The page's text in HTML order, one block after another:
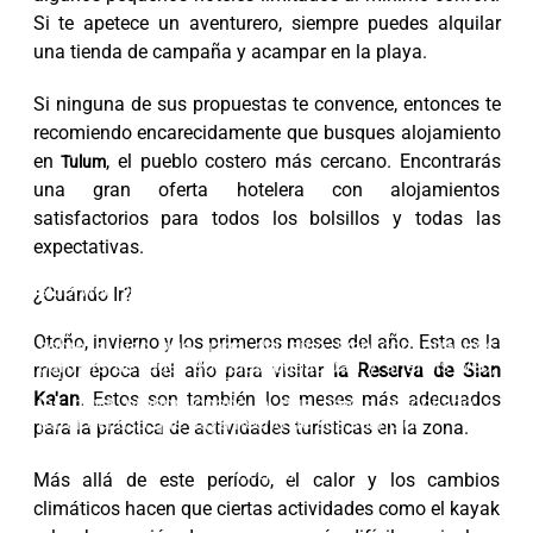
Si te apetece un aventurero, siempre puedes alquilar
una tienda de campaña y acampar en la playa.
Si ninguna de sus propuestas te convence, entonces te
recomiendo encarecidamente que busques alojamiento
enTulum, el pueblo costero más cercano. Encontrarás
una gran oferta hotelera con alojamientos
satisfactorios para todos los bolsillos y todas las
expectativas.
¿Cuándo Ir?
Otoño, invierno y los primeros meses del año. Esta es la
mejor época del año para visitar la Reserva de Sian
Ka'an. Estos son también los meses más adecuados
para la práctica de actividades turísticas en la zona.
Más allá de este período, el calor y los cambios
climáticos hacen que ciertas actividades como el kayak
sitio web se usan para personalizar el contenido y los
anuncios, ofrecer funciones de redes sociales y
analizar el tráfico. Además, compartimos información
sobre el uso que haga del sitio web con nuestros
partners de redes sociales, publicidad y análisis web,
quienes pueden combinarla con otra información que
les haya proporcionado o que hayan recopilado a
partir del uso que haya hecho de sus servicios.
Aceptar